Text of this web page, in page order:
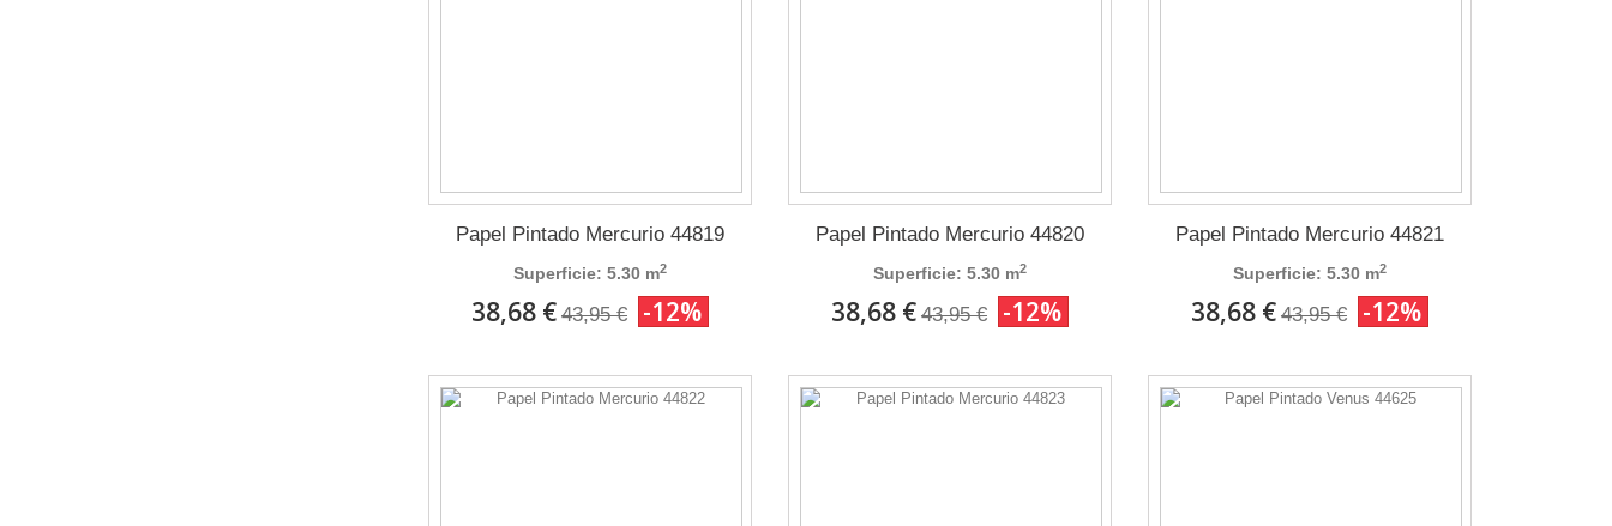
Papel Pintado Mercurio 44819
Superficie: 5.30 m2
38,68 € 43,95 € -12%
Papel Pintado Mercurio 44820
Superficie: 5.30 m2
38,68 € 43,95 € -12%
Papel Pintado Mercurio 44821
Superficie: 5.30 m2
38,68 € 43,95 € -12%